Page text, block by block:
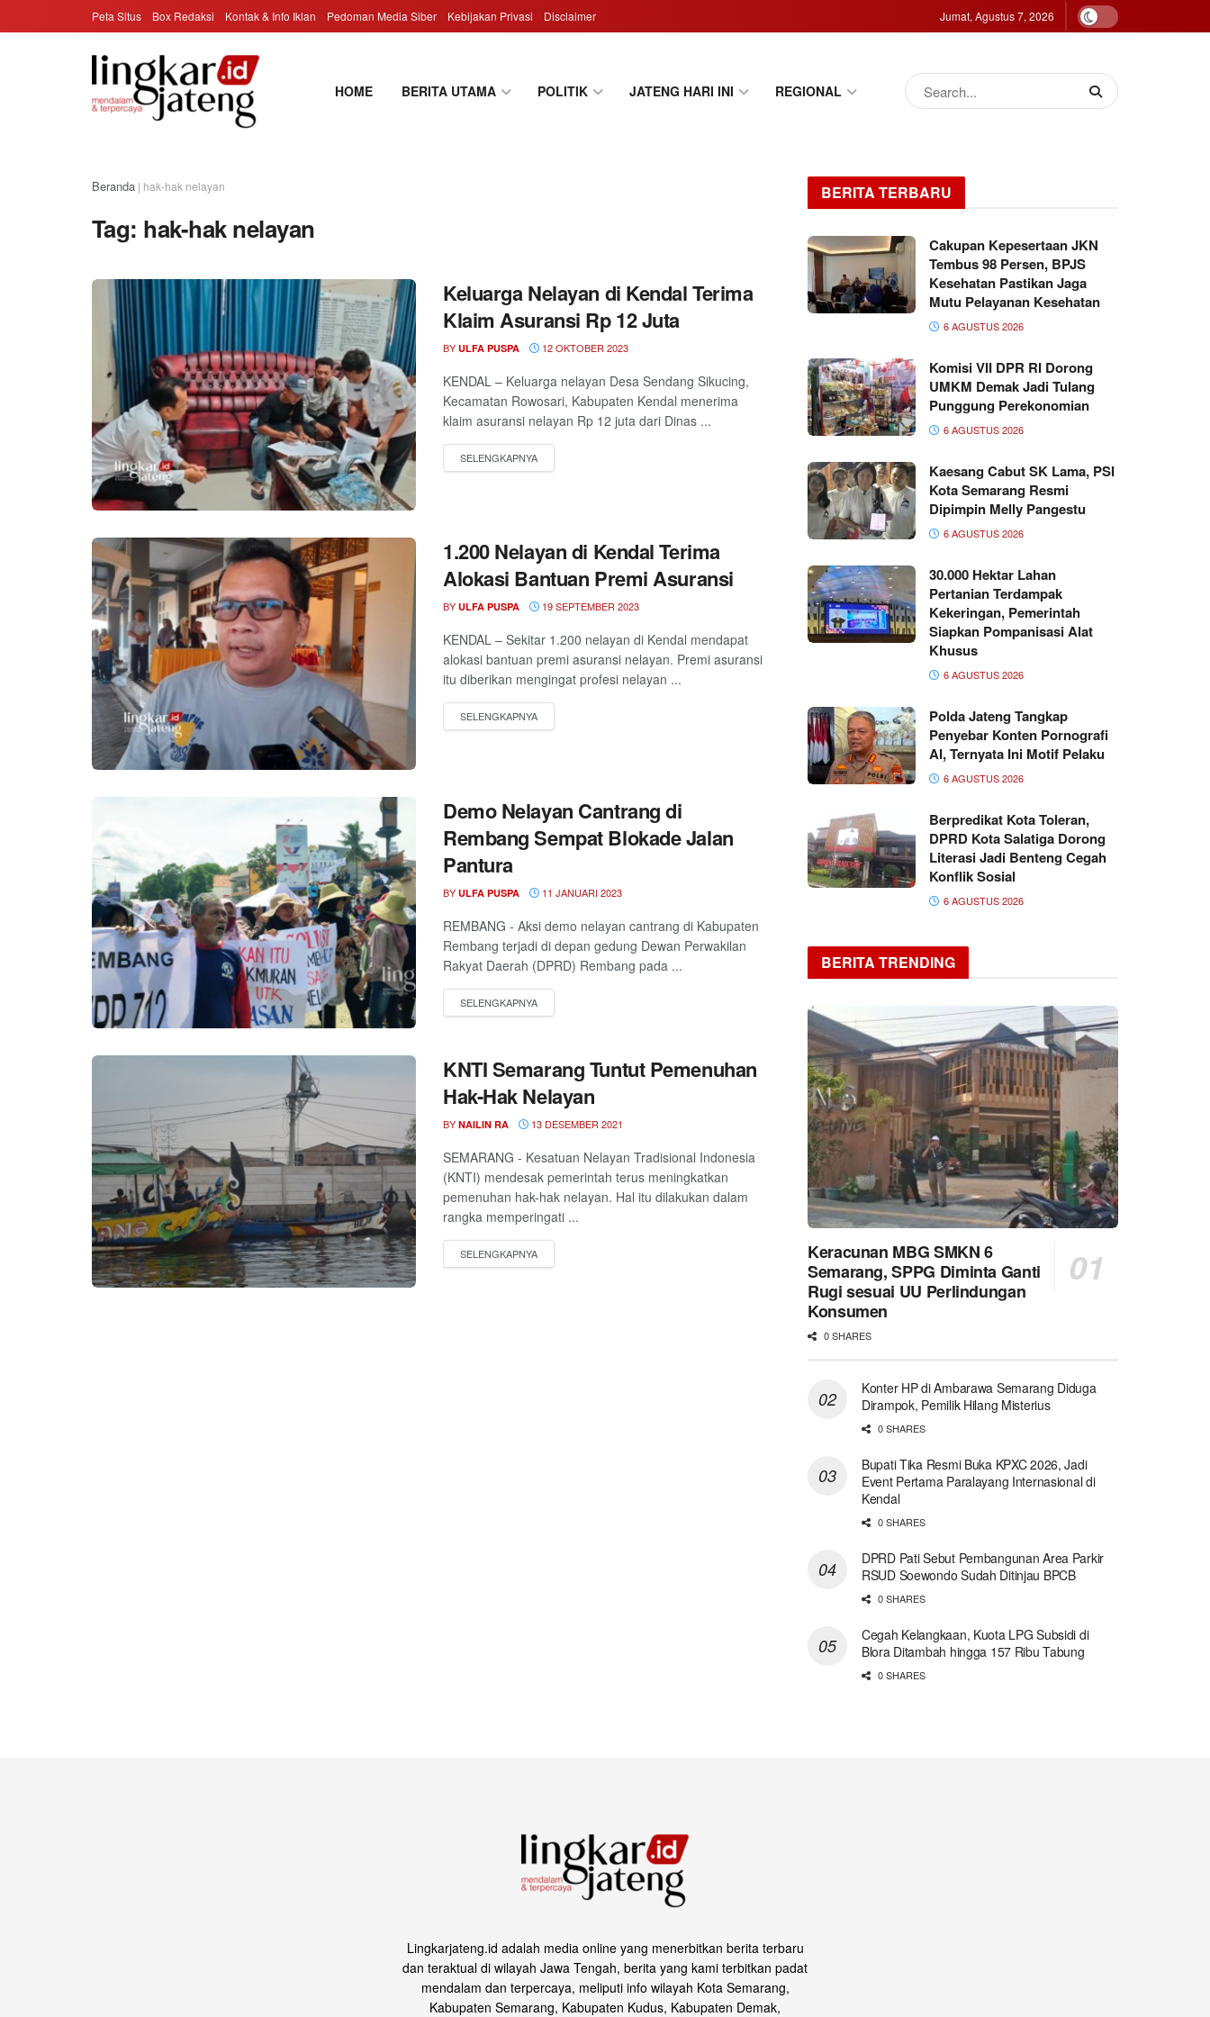
Peta Situs Box Redaksi Kontak & Info Iklan Pedoman Media Siber Kebijakan Privasi Disclaimer Jumat, Agustus 7, 2026
HOME BERITA UTAMA POLITIK JATENG HARI INI REGIONAL
Beranda | hak-hak nelayan
Tag: hak-hak nelayan
Keluarga Nelayan di Kendal Terima
Klaim Asuransi Rp 12 Juta
BY ULFA PUSPA 12 OKTOBER 2023
KENDAL – Keluarga nelayan Desa Sendang Sikucing,
Kecamatan Rowosari, Kabupaten Kendal menerima
klaim asuransi nelayan Rp 12 juta dari Dinas ...
1.200 Nelayan di Kendal Terima
Alokasi Bantuan Premi Asuransi
BY ULFA PUSPA 19 SEPTEMBER 2023
KENDAL – Sekitar 1.200 nelayan di Kendal mendapat
alokasi bantuan premi asuransi nelayan. Premi asuransi
itu diberikan mengingat profesi nelayan ...
Demo Nelayan Cantrang di
Rembang Sempat Blokade Jalan
Pantura
BY ULFA PUSPA 11 JANUARI 2023
REMBANG - Aksi demo nelayan cantrang di Kabupaten
Rembang terjadi di depan gedung Dewan Perwakilan
Rakyat Daerah (DPRD) Rembang pada ...
KNTI Semarang Tuntut Pemenuhan
Hak-Hak Nelayan
BY NAILIN RA 13 DESEMBER 2021
SEMARANG - Kesatuan Nelayan Tradisional Indonesia
(KNTI) mendesak pemerintah terus meningkatkan
pemenuhan hak-hak nelayan. Hal itu dilakukan dalam
rangka memperingati ...
BERITA TERBARU
Cakupan Kepesertaan JKN
Tembus 98 Persen, BPJS
Kesehatan Pastikan Jaga
Mutu Pelayanan Kesehatan
6 AGUSTUS 2026
Komisi VII DPR RI Dorong
UMKM Demak Jadi Tulang
Punggung Perekonomian
6 AGUSTUS 2026
Kaesang Cabut SK Lama, PSI
Kota Semarang Resmi
Dipimpin Melly Pangestu
6 AGUSTUS 2026
30.000 Hektar Lahan
Pertanian Terdampak
Kekeringan, Pemerintah
Siapkan Pompanisasi Alat
Khusus
6 AGUSTUS 2026
Polda Jateng Tangkap
Penyebar Konten Pornografi
AI, Ternyata Ini Motif Pelaku
6 AGUSTUS 2026
Berpredikat Kota Toleran,
DPRD Kota Salatiga Dorong
Literasi Jadi Benteng Cegah
Konflik Sosial
6 AGUSTUS 2026
BERITA TRENDING
Keracunan MBG SMKN 6
Semarang, SPPG Diminta Ganti
Rugi sesuai UU Perlindungan
Konsumen
0 SHARES
Konter HP di Ambarawa Semarang Diduga
Dirampok, Pemilik Hilang Misterius
0 SHARES
Bupati Tika Resmi Buka KPXC 2026, Jadi
Event Pertama Paralayang Internasional di
Kendal
0 SHARES
DPRD Pati Sebut Pembangunan Area Parkir
RSUD Soewondo Sudah Ditinjau BPCB
0 SHARES
Cegah Kelangkaan, Kuota LPG Subsidi di
Blora Ditambah hingga 157 Ribu Tabung
0 SHARES
Lingkarjateng.id adalah media online yang menerbitkan berita terbaru
dan teraktual di wilayah Jawa Tengah, berita yang kami terbitkan padat
mendalam dan terpercaya, meliputi info wilayah Kota Semarang,
Kabupaten Semarang, Kabupaten Kudus, Kabupaten Demak,